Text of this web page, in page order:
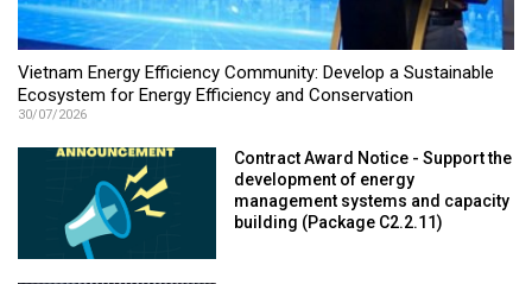
Vietnam Energy Efficiency Community: Develop a Sustainable
Ecosystem for Energy Efficiency and Conservation
30/07/2026
Contract Award Notice - Support the
development of energy
management systems and capacity
building (Package C2.2.11)